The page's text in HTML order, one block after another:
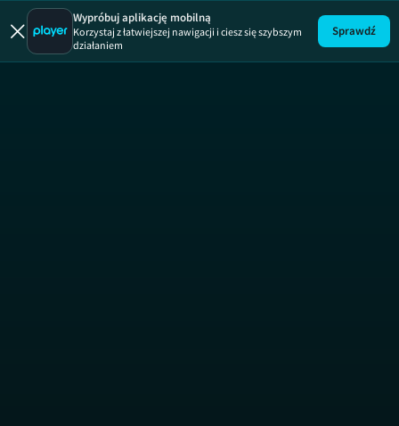
Ukryta
Wypróbuj aplikację mobilną
Korzystaj z łatwiejszej nawigacji i ciesz się szybszym
działaniem
Sprawdź